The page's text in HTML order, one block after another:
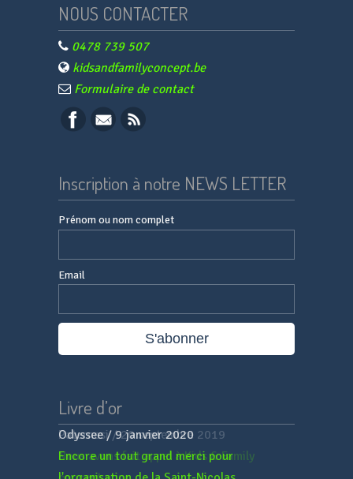
NOUS CONTACTER
0478 739 507
kidsandfamilyconcept.be
Formulaire de contact
Inscription à notre NEWS LETTER
Prénom ou nom complet
Email
Livre d’or
Paternesi/20 septembre 2019
Nous avons fait appel à Kids & Family